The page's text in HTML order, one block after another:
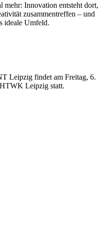
Innovation entsteht dort,
zusammentreffen – und
ideale Umfeld.
Leipzig findet am Freitag, 6.
Leipzig statt.